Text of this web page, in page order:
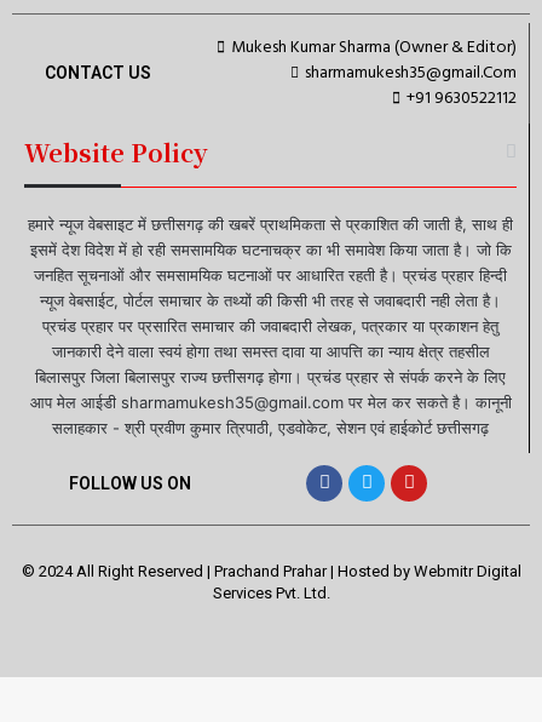
CONTACT US
Mukesh Kumar Sharma (Owner & Editor)
sharmamukesh35@gmail.Com
+91 9630522112
Website Policy
हमारे न्यूज वेबसाइट में छत्तीसगढ़ की खबरें प्राथमिकता से प्रकाशित की जाती है, साथ ही
इसमें देश विदेश में हो रही समसामयिक घटनाचक्र का भी समावेश किया जाता है। जो कि
जनहित सूचनाओं और समसामयिक घटनाओं पर आधारित रहती है। प्रचंड प्रहार हिन्दी
न्यूज वेबसाईट, पोर्टल समाचार के तथ्यों की किसी भी तरह से जवाबदारी नही लेता है।
प्रचंड प्रहार पर प्रसारित समाचार की जवाबदारी लेखक, पत्रकार या प्रकाशन हेतु
जानकारी देने वाला स्वयं होगा तथा समस्त दावा या आपत्ति का न्याय क्षेत्र तहसील
बिलासपुर जिला बिलासपुर राज्य छत्तीसगढ़ होगा। प्रचंड प्रहार से संपर्क करने के लिए
आप मेल आईडी sharmamukesh35@gmail.com पर मेल कर सकते है। कानूनी
सलाहकार - श्री प्रवीण कुमार त्रिपाठी, एडवोकेट, सेशन एवं हाईकोर्ट छत्तीसगढ़
FOLLOW US ON
© 2024 All Right Reserved | Prachand Prahar | Hosted by Webmitr Digital
Services Pvt. Ltd.